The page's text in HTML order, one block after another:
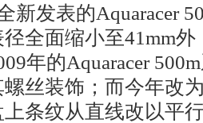
新发表的Aquaracer
全面缩小至41mm
年的Aquaracer
丝装饰；而今年改
条纹从直线改以平